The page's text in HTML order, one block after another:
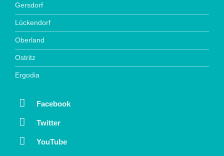
Gersdorf
Lückendorf
Oberland
Ostritz
Ergodia
Facebook
Twitter
YouTube